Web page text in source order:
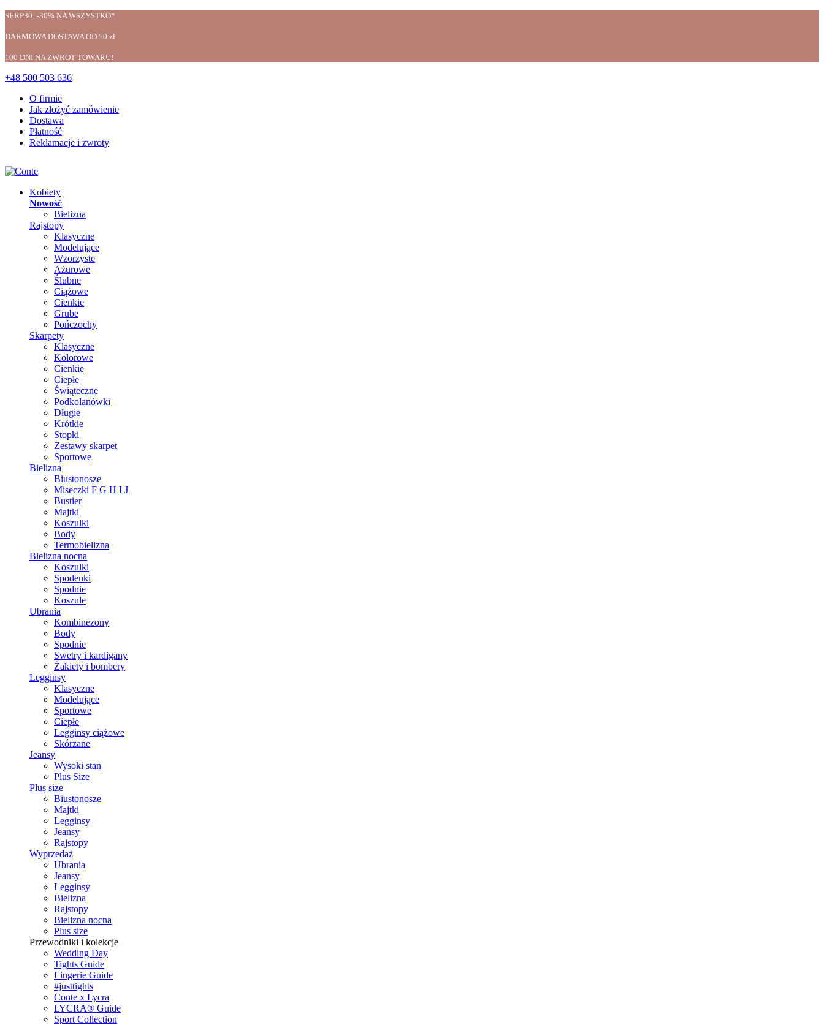
SERP30: -30% NA WSZYSTKO*
DARMOWA DOSTAWA OD 50 zł
100 DNI NA ZWROT TOWARU!
+48 500 503 636
O firmie
Jak złożyć zamówienie
Dostawa
Płatność
Reklamacje i zwroty
Kobiety
Nowość
Bielizna
Rajstopy
Klasyczne
Modelujące
Wzorzyste
Ażurowe
Ślubne
Ciążowe
Cienkie
Grube
Pończochy
Skarpety
Klasyczne
Kolorowe
Cienkie
Ciepłe
Świąteczne
Podkolanówki
Długie
Krótkie
Stopki
Zestawy skarpet
Sportowe
Bielizna
Biustonosze
Miseczki F G H I J
Bustier
Majtki
Koszulki
Body
Termobielizna
Bielizna nocna
Koszulki
Spodenki
Spodnie
Koszule
Ubrania
Kombinezony
Body
Spodnie
Swetry i kardigany
Żakiety i bombery
Legginsy
Klasyczne
Modelujące
Sportowe
Ciepłe
Legginsy ciążowe
Skórzane
Jeansy
Wysoki stan
Plus Size
Plus size
Biustonosze
Majtki
Legginsy
Jeansy
Rajstopy
Wyprzedaż
Ubrania
Jeansy
Legginsy
Bielizna
Rajstopy
Bielizna nocna
Plus size
Przewodniki i kolekcje
Wedding Day
Tights Guide
Lingerie Guide
#justtights
Conte x Lycra
LYCRA® Guide
Sport Сollection